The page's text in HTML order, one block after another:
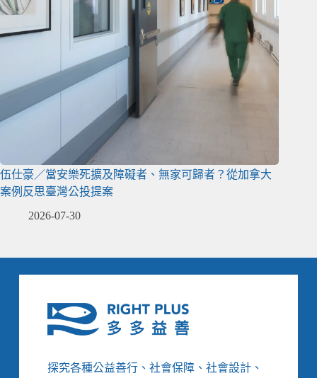
伍仕豪／當安樂死擴及障礙者、無家可歸者？從加拿大
案例反思臺灣公投提案
2026-07-30
探究各種公益善行、社會保障、社會設計、